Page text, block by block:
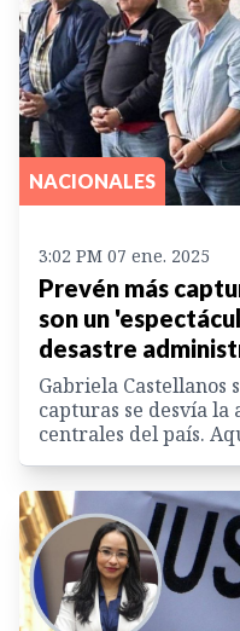
NACIONALES
3:02 PM 07 ene. 2025
Prevén más
son un
desastre
Gabriela Castellanos
capturas se desvía la
centrales del país.